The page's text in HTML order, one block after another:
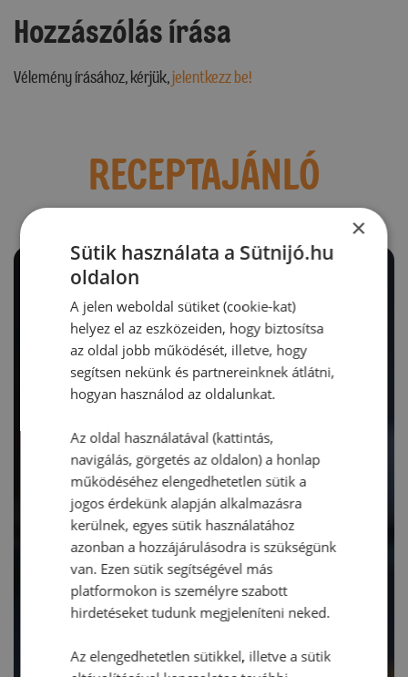
Hozzászólás írása
Vélemény írásához, kérjük,jelentkezz be!
RECEPTAJÁNLÓ
×
Sütik használata a Sütnijó.hu
oldalon
A jelen weboldal sütiket (cookie-kat)
helyez el az eszközeiden, hogy biztosítsa
az oldal jobb működését, illetve, hogy
segítsen nekünk és partnereinknek átlátni,
hogyan használod az oldalunkat.
Az oldal használatával (kattintás,
navigálás, görgetés az oldalon) a honlap
működéséhez elengedhetetlen sütik a
jogos érdekünk alapján alkalmazásra
kerülnek, egyes sütik használatához
azonban a hozzájárulásodra is szükségünk
van. Ezen sütik segítségével más
platformokon is személyre szabott
hirdetéseket tudunk megjeleníteni neked.
Az elengedhetetlen sütikkel, illetve a sütik